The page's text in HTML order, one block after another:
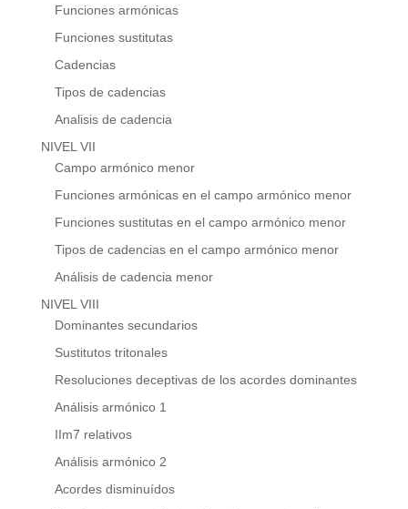
Funciones armónicas
Funciones sustitutas
Cadencias
Tipos de cadencias
Analisis de cadencia
NIVEL VII
Campo armónico menor
Funciones armónicas en el campo armónico menor
Funciones sustitutas en el campo armónico menor
Tipos de cadencias en el campo armónico menor
Análisis de cadencia menor
NIVEL VIII
Dominantes secundarios
Sustitutos tritonales
Resoluciones deceptivas de los acordes dominantes
Análisis armónico 1
IIm7 relativos
Análisis armónico 2
Acordes disminuídos